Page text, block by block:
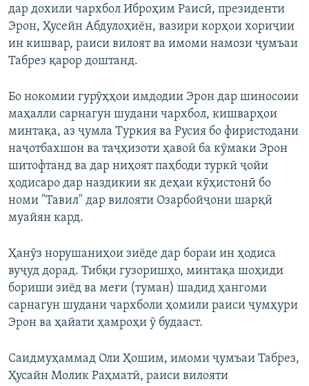
дар дохили чархбол Иброҳим Раисӣ, президенти
Эрон, Ҳусейн Абдулоҳиён, вазири корҳои хориҷии
ин кишвар, раиси вилоят ва имоми намози ҷумъаи
Табрез қарор доштанд.
Бо нокомии гурӯҳҳои имдодии Эрон дар шиносоии
маҳалли сарнагун шудани чархбол, кишварҳои
минтақа, аз ҷумла Туркия ва Русия бо фиристодани
наҷотбахшон ва таҷҳизоти ҳавоӣ ба кӯмаки Эрон
шитофтанд ва дар ниҳоят паҳбоди туркӣ ҷойи
ҳодисаро дар наздикии як деҳаи кӯҳистонӣ бо
номи "Тавил" дар вилояти Озарбойҷони шарқӣ
муайян кард.
Ҳанӯз норушаниҳои зиёде дар бораи ин ҳодиса
вуҷуд дорад. Тибқи гузоришҳо, минтақа шоҳиди
бориши зиёд ва меғи (туман) шадид ҳангоми
сарнагун шудани чархболи ҳомили раиси ҷумҳури
Эрон ва ҳайати ҳамроҳи ӯ будааст.
Саидмуҳаммад Оли Ҳошим, имоми ҷумъаи Табрез,
Ҳусайн Молик Раҳматӣ, раиси вилояти